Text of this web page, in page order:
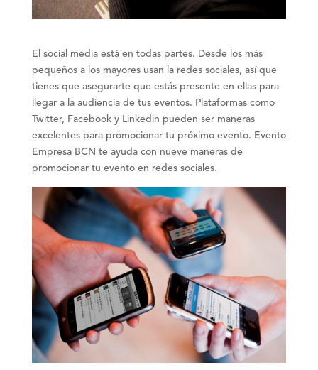
El social media está en todas partes. Desde los más
pequeños a los mayores usan la redes sociales, así que
tienes que asegurarte que estás presente en ellas para
llegar a la audiencia de tus eventos. Plataformas como
Twitter, Facebook y Linkedin pueden ser maneras
excelentes para promocionar tu próximo evento. Evento
Empresa BCN te ayuda con nueve maneras de
promocionar tu evento en redes sociales.